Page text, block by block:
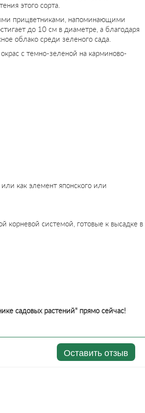
этого сорта.
прицветниками, напоминающими
до 10 см в диаметре, а благодаря
облако среди зеленого сада.
с темно-зеленой на карминово-
как элемент японского или
корневой системой, готовые к высадке в
садовых растений" прямо сейчас!
Оставить отзыв